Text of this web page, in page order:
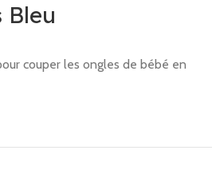
Bleu
couper les ongles de bébé en